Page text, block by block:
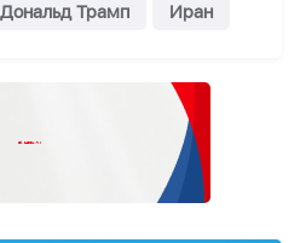
Дональд Трамп Иран